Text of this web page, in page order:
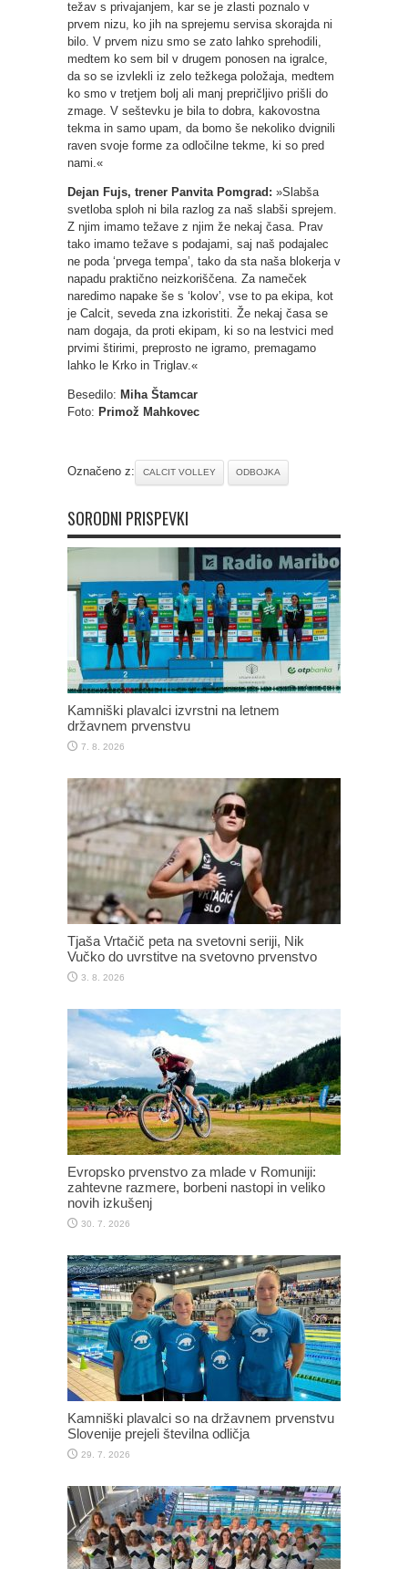
težav s privajanjem, kar se je zlasti poznalo v
prvem nizu, ko jih na sprejemu servisa skorajda ni
bilo. V prvem nizu smo se zato lahko sprehodili,
medtem ko sem bil v drugem ponosen na igralce,
da so se izvlekli iz zelo težkega položaja, medtem
ko smo v tretjem bolj ali manj prepričljivo prišli do
zmage. V seštevku je bila to dobra, kakovostna
tekma in samo upam, da bomo še nekoliko dvignili
raven svoje forme za odločilne tekme, ki so pred
nami.«
Dejan Fujs, trener Panvita Pomgrad: »Slabša
svetloba sploh ni bila razlog za naš slabši sprejem.
Z njim imamo težave z njim že nekaj časa. Prav
tako imamo težave s podajami, saj naš podajalec
ne poda ‘prvega tempa’, tako da sta naša blokerja v
napadu praktično neizkoriščena. Za nameček
naredimo napake še s ‘kolov’, vse to pa ekipa, kot
je Calcit, seveda zna izkoristiti. Že nekaj časa se
nam dogaja, da proti ekipam, ki so na lestvici med
prvimi štirimi, preprosto ne igramo, premagamo
lahko le Krko in Triglav.«
Besedilo: Miha Štamcar
Foto: Primož Mahkovec
Označeno z: CALCIT VOLLEY ODBOJKA
SORODNI PRISPEVKI
Kamniški plavalci izvrstni na letnem
državnem prvenstvu
7. 8. 2026
Tjaša Vrtačič peta na svetovni seriji, Nik
Vučko do uvrstitve na svetovno prvenstvo
3. 8. 2026
Evropsko prvenstvo za mlade v Romuniji:
zahtevne razmere, borbeni nastopi in veliko
novih izkušenj
30. 7. 2026
Kamniški plavalci so na državnem prvenstvu
Slovenije prejeli številna odličja
29. 7. 2026